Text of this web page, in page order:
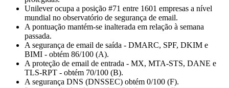
Unilever ocupa a posição #71 entre 1601 empresas a nível
mundial no observatório de segurança de email.
A pontuação mantém-se inalterada em relação à semana
passada.
A segurança de email de saída - DMARC, SPF, DKIM e
BIMI - obtém 86/100 (A).
A proteção de email de entrada - MX, MTA-STS, DANE e
TLS-RPT - obtém 70/100 (B).
A segurança DNS (DNSSEC) obtém 0/100 (F).